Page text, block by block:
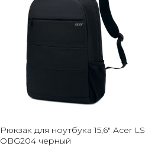
Рюкзак для ноутбука 15,6" Acer LS
OBG204 черный